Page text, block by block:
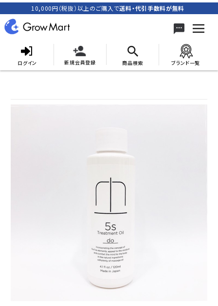
10,000円（税抜）以上のご購入で送料・代引手数料が無料
ログイン 新規会員登録 商品検索 ブランド一覧